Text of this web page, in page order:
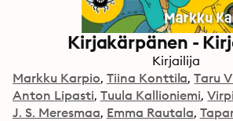
Kirjakärpänen -
Kirjailija
Markku Karpio Tiina Konttila Taru
Anton Lipasti Tuula Kallioniemi
J. S. Meresmaa Emma Rautala